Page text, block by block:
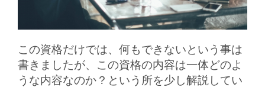
この資格だけでは、何もできないという事は
書きましたが、この資格の内容は一体どのよ
うな内容なのか？という所を少し解説してい